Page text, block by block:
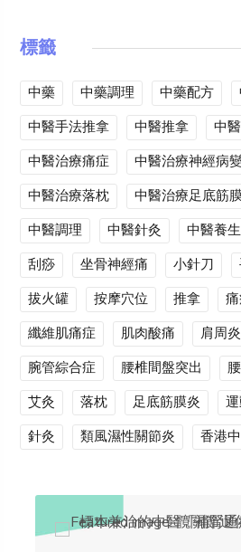
標籤
中藥 中藥調理 中藥配方
中醫手法推拿
中醫推拿 中
中醫治療痛症
中醫治療神經病
中醫治療落枕
中醫治療足底筋
中醫調理
中醫針灸 中醫養生
刮痧
坐骨神經痛 小針刀
拔火罐
按摩穴位 推拿
纖維肌痛症
肌肉酸痛 肩周炎
腕管綜合症
腰椎間盤突出
艾灸
落枕 足底筋膜炎
針灸
類風濕性關節炎 香港